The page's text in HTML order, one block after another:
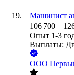
Машинист
106 700 –
Опыт 1-3
Выплаты:
ООО